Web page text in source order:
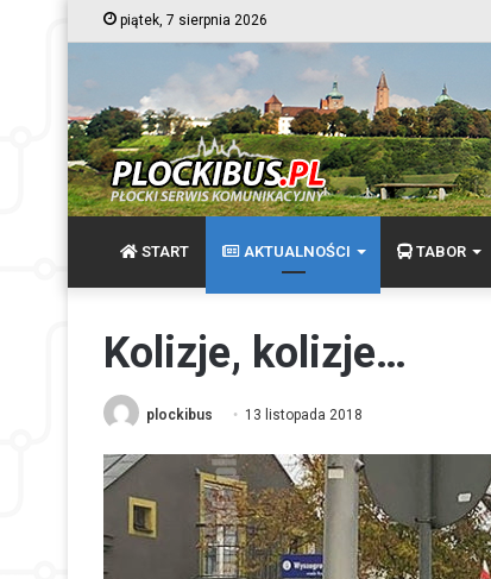
piątek, 7 sierpnia 2026
START AKTUALNOŚCI TABOR
Kolizje, kolizje…
plockibus 13 listopada 2018